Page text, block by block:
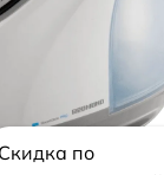
Скидка по